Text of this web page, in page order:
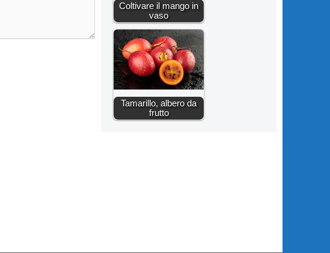
Coltivare il mango in
vaso
Tamarillo, albero da
frutto